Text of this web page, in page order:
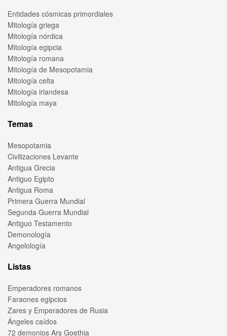
Entidades cósmicas primordiales
Mitología griega
Mitología nórdica
Mitología egipcia
Mitología romana
Mitología de Mesopotamia
Mitología celta
Mitología irlandesa
Mitología maya
Temas
Mesopotamia
Civilizaciones Levante
Antigua Grecia
Antiguo Egipto
Antigua Roma
Primera Guerra Mundial
Segunda Guerra Mundial
Antiguo Testamento
Demonología
Angelología
Listas
Emperadores romanos
Faraones egipcios
Zares y Emperadores de Rusia
Ángeles caídos
72 demonios Ars Goethia